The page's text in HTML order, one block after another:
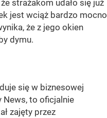
strażakom udało się już
jest wciąż bardzo mocno
że z jego okien
dymu.
się w biznesowej
News, to oficjalnie
zajęty przez